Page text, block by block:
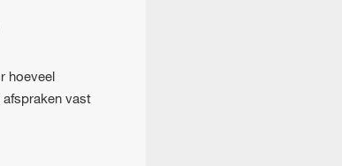
hoeveel
vast